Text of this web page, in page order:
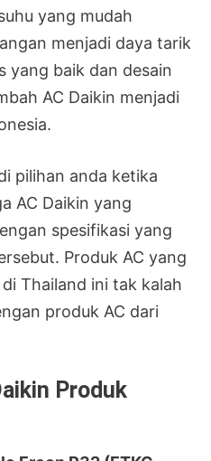
yang mudah
menjadi daya tarik
yang baik dan desain
AC Daikin menjadi
pilihan anda ketika
AC Daikin yang
spesifikasi yang
Produk AC yang
Thailand ini tak kalah
produk AC dari
Produk